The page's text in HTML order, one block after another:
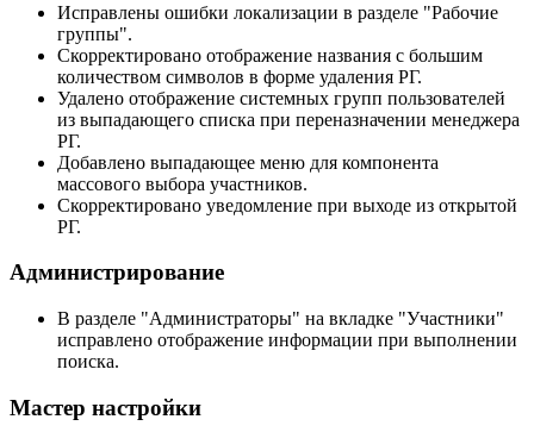
Исправлены ошибки локализации в разделе "Рабочие
группы".
Скорректировано отображение названия с большим
количеством символов в форме удаления РГ.
Удалено отображение системных групп пользователей
из выпадающего списка при переназначении менеджера
РГ.
Добавлено выпадающее меню для компонента
массового выбора участников.
Скорректировано уведомление при выходе из открытой
РГ.
Администрирование
В разделе "Администраторы" на вкладке "Участники"
исправлено отображение информации при выполнении
поиска.
Мастер настройки